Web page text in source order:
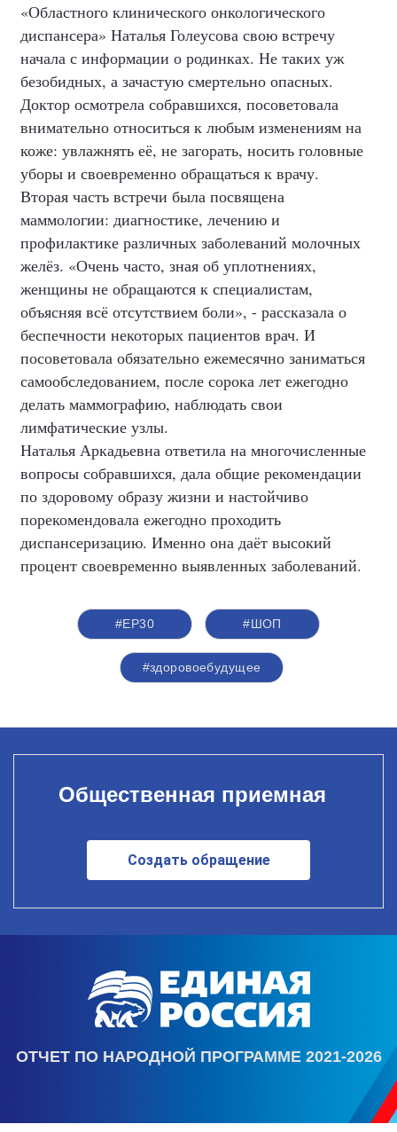
«Областного клинического онкологического
диспансера» Наталья Голеусова свою встречу
начала с информации о родинках. Не таких уж
безобидных, а зачастую смертельно опасных.
Доктор осмотрела собравшихся, посоветовала
внимательно относиться к любым изменениям на
коже: увлажнять её, не загорать, носить головные
уборы и своевременно обращаться к врачу.
Вторая часть встречи была посвящена
маммологии: диагностике, лечению и
профилактике различных заболеваний молочных
желёз. «Очень часто, зная об уплотнениях,
женщины не обращаются к специалистам,
объясняя всё отсутствием боли», - рассказала о
беспечности некоторых пациентов врач. И
посоветовала обязательно ежемесячно заниматься
самообследованием, после сорока лет ежегодно
делать маммографию, наблюдать свои
лимфатические узлы.
Наталья Аркадьевна ответила на многочисленные
вопросы собравшихся, дала общие рекомендации
по здоровому образу жизни и настойчиво
порекомендовала ежегодно проходить
диспансеризацию. Именно она даёт высокий
процент своевременно выявленных заболеваний.
#ЕР30 #ШОП
#здоровоебудущее
Общественная приемная
Создать обращение
ОТЧЕТ ПО НАРОДНОЙ ПРОГРАММЕ 2021-2026